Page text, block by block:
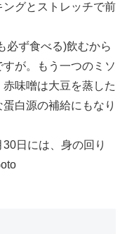
ングとストレッチで前
必ず食べる)飲むから
が。もう一つのミソ
味噌は大豆を蒸した
白源の補給にもなり
日には、身の回り